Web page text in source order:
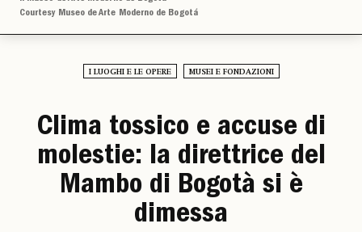
Courtesy Museo de Arte Moderno de Bogotá
I LUOGHI E LE OPERE MUSEI E FONDAZIONI
Clima tossico e accuse di
molestie: la direttrice del
Mambo di Bogotà si è
dimessa